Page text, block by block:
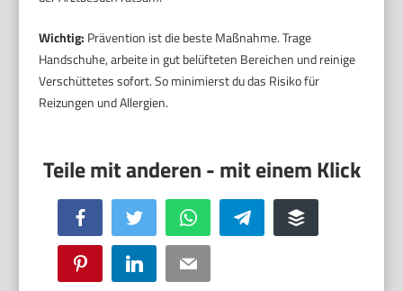
Wichtig: Prävention ist die beste Maßnahme. Trage
Handschuhe, arbeite in gut belüfteten Bereichen und reinige
Verschüttetes sofort. So minimierst du das Risiko für
Reizungen und Allergien.
Facebook Twitter WhatsApp Telegram Buffer
Pinterest LinkedIn Email